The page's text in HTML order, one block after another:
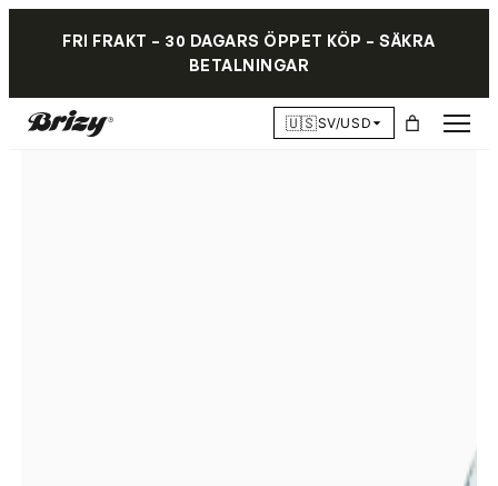
FRI FRAKT – 30 DAGARS ÖPPET KÖP – SÄKRA
BETALNINGAR
🇺🇸SV/USD